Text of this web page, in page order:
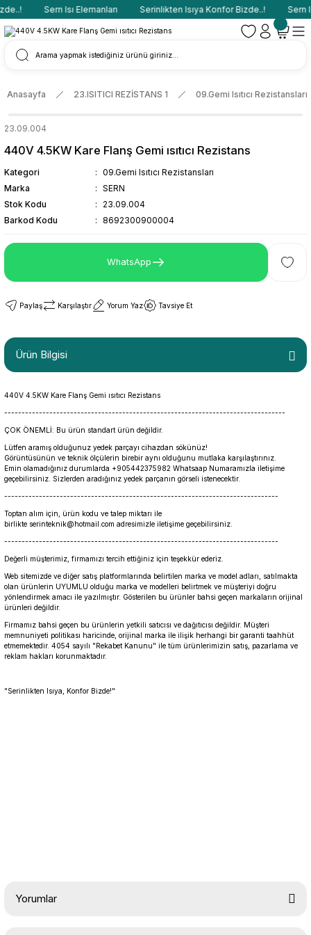
Sern Isı Elemanları Serinlikten Isıya Konfor Bizde..! Sern
Anasayfa 23.ISITICI REZİSTANS 1 09.Gemi Isıtıcı Rezistansları
23.09.004
440V 4.5KW Kare Flanş Gemi ısıtıcı Rezistans
Kategori
09.Gemi Isıtıcı Rezistansları
Marka
SERN
Stok Kodu
23.09.004
Barkod Kodu
8692300900004
WhatsApp
Paylaş Karşılaştır Yorum Yaz Tavsiye Et
Ürün Bilgisi
440V 4.5KW Kare Flanş Gemi ısıtıcı Rezistans
---------------------------------------------------------------------------------
ÇOK ÖNEMLİ: Bu ürün standart ürün değildir.
Lütfen aramış olduğunuz yedek parçayı cihazdan sökünüz!
Görüntüsünün ve teknik ölçülerin birebir aynı olduğunu mutlaka karşılaştırınız.
Emin olamadığınız durumlarda +905442375982 Whatsaap Numaramızla iletişime
geçebilirsiniz. Sizlerden aradığınız yedek parçanın görseli istenecektir.
-------------------------------------------------------------------------------
Toptan alım için, ürün kodu ve talep miktarı ile
birlikte serinteknik@hotmail.com adresimizle iletişime geçebilirsiniz.
-------------------------------------------------------------------------------
Değerli müşterimiz, firmamızı tercih ettiğiniz için teşekkür ederiz.
Web sitemizde ve diğer satış platformlarında belirtilen marka ve model adları, satılmakta
olan ürünlerin UYUMLU olduğu marka ve modelleri belirtmek ve müşteriyi doğru
yönlendirmek amacı ile yazılmıştır. Gösterilen bu ürünler bahsi geçen markaların orijinal
ürünleri değildir.
Firmamız bahsi geçen bu ürünlerin yetkili satıcısı ve dağıtıcısı değildir. Müşteri
memnuniyeti politikası haricinde, orijinal marka ile ilişik herhangi bir garanti taahhüt
etmemektedir. 4054 sayılı "Rekabet Kanunu" ile tüm ürünlerimizin satış, pazarlama ve
reklam hakları korunmaktadır.
"Serinlikten Isıya, Konfor Bizde!"
Yorumlar